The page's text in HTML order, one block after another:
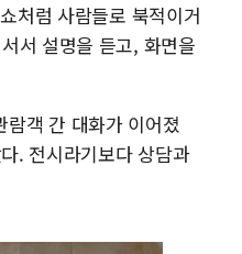
처럼 사람들로 북적이거
서 설명을 듣고, 화면을
객 간 대화가 이어졌
. 전시라기보다 상담과